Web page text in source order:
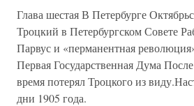
Глава шестая В Петербурге
Троцкий в Петербургском Совете
Парвус и «перманентная
Первая Государственная Дума
время потерял Троцкого из
дни 1905 года.